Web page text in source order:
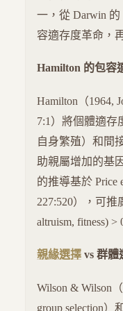
一，從 Darwin
容適存度革命，
Hamilton 的包容
Hamilton（1964,
7:1）將個體適存
自身繁殖）和間
助親屬增加的基
的推導基於 Price
227:520），可推
altruism, fitness)
親緣選擇 vs 群體
Wilson & Wilson
group selection）